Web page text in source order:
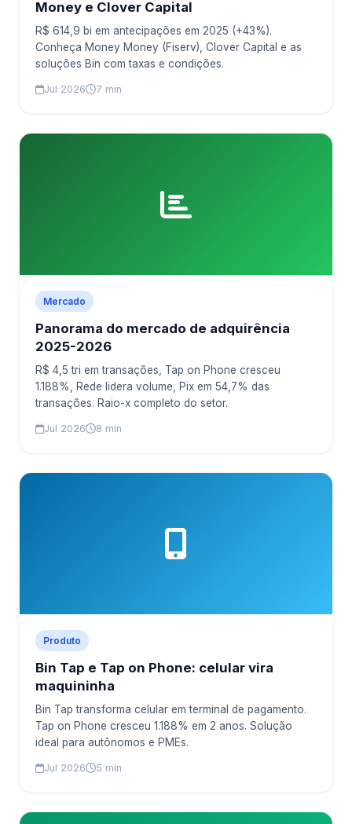
Money e Clover Capital
R$ 614,9 bi em antecipações em 2025 (+43%).
Conheça Money Money (Fiserv), Clover Capital e as
soluções Bin com taxas e condições.
Jul 2026 7 min
Mercado
Panorama do mercado de adquirência
2025-2026
R$ 4,5 tri em transações, Tap on Phone cresceu
1.188%, Rede lidera volume, Pix em 54,7% das
transações. Raio-x completo do setor.
Jul 2026 8 min
Produto
Bin Tap e Tap on Phone: celular vira
maquininha
Bin Tap transforma celular em terminal de pagamento.
Tap on Phone cresceu 1.188% em 2 anos. Solução
ideal para autônomos e PMEs.
Jul 2026 5 min